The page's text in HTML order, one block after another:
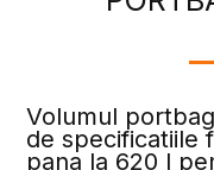
Volumul
de specificatiile
pana la 620 l